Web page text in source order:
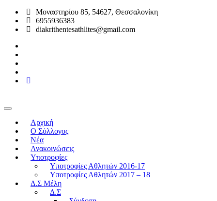
Μοναστηρίου 85, 54627, Θεσσαλονίκη
6955936383
diakrithentesathlites@gmail.com
Αρχική
O Σύλλογος
Νέα
Ανακοινώσεις
Υποτροφίες
Υποτροφίες Αθλητών 2016-17
Υποτροφίες Αθλητών 2017 – 18
Δ.Σ Μέλη
Δ.Σ